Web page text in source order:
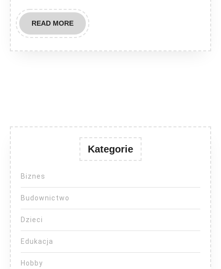
READ MOREREAD
MORE
Kategorie
Biznes
Budownictwo
Dzieci
Edukacja
Hobby